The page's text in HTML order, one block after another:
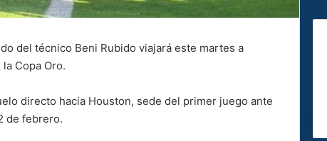
del técnico Beni Rubido viajará este martes a
Copa Oro.
directo hacia Houston, sede del primer juego ante
de febrero.